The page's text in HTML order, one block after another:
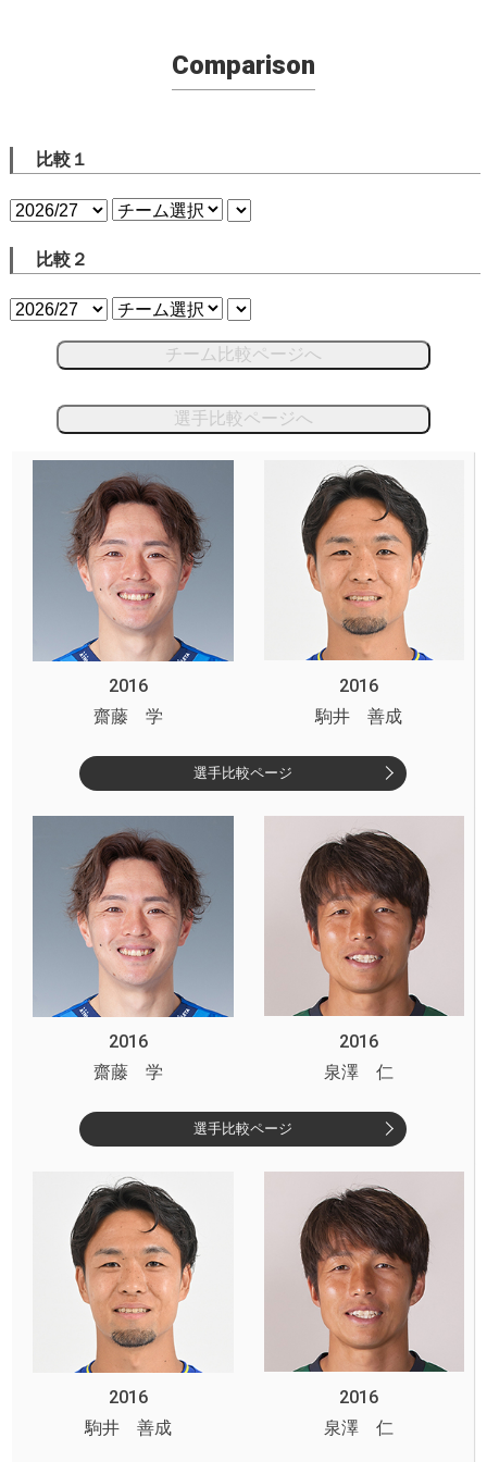
Comparison
比較１
比較２
チーム比較ページへ
選手比較ページへ
2016
2016
齋藤 学
駒井 善成
選手比較ページ
2016
2016
齋藤 学
泉澤 仁
選手比較ページ
2016
2016
駒井 善成
泉澤 仁